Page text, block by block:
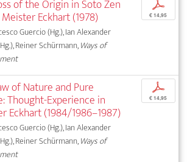
of the Origin in Soto Zen
Eckhart (1978)
Guercio (Hg.), Ian Alexander
Reiner Schürmann,Ways of
p
€ 14,95
of Nature and Pure
Thought-Experience in
Eckhart (1984/1986–1987)
Guercio (Hg.), Ian Alexander
Reiner Schürmann,Ways of
p
€ 14,95